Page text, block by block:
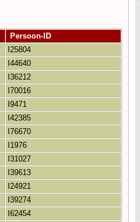
Persoon-ID
I25804
I44640
I36212
I70016
I9471
I42385
I76670
I1976
I31027
I39613
I24921
I39274
I62454